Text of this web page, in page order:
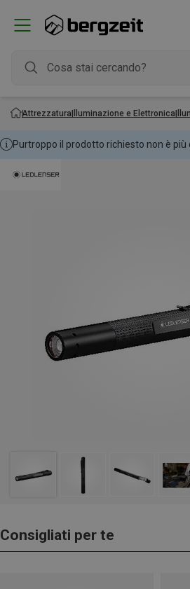
AttrezzaturaIlluminazione e Elettronica
Purtroppo il prodotto richiesto non è più
Consigliati per te